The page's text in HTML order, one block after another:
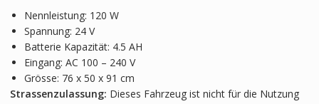
Nennleistung: 120 W
Spannung: 24 V
Batterie Kapazität: 4.5 AH
Eingang: AC 100 – 240 V
Grösse: 76 x 50 x 91 cm
Strassenzulassung: Dieses Fahrzeug ist nicht für die Nutzung